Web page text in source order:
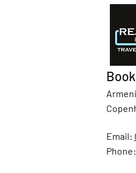
Email:
Phone: